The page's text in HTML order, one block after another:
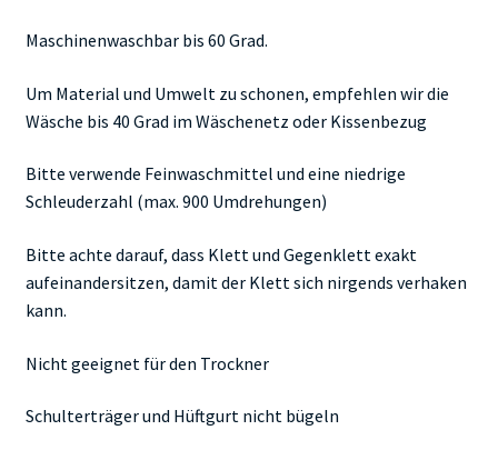
Maschinenwaschbar bis 60 Grad.
Um Material und Umwelt zu schonen, empfehlen wir die
Wäsche bis 40 Grad im Wäschenetz oder Kissenbezug
Bitte verwende Feinwaschmittel und eine niedrige
Schleuderzahl (max. 900 Umdrehungen)
Bitte achte darauf, dass Klett und Gegenklett exakt
aufeinandersitzen, damit der Klett sich nirgends verhaken
kann.
Nicht geeignet für den Trockner
Schulterträger und Hüftgurt nicht bügeln